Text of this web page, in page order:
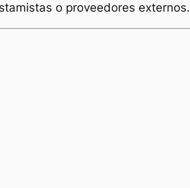
o proveedores externos.